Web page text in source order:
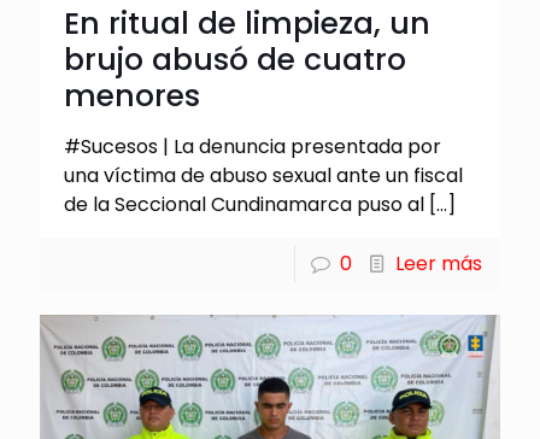
En ritual de limpieza, un
brujo abusó de cuatro
menores
#Sucesos | La denuncia presentada por
una víctima de abuso sexual ante un fiscal
de la Seccional Cundinamarca puso al […]
0 Leer más